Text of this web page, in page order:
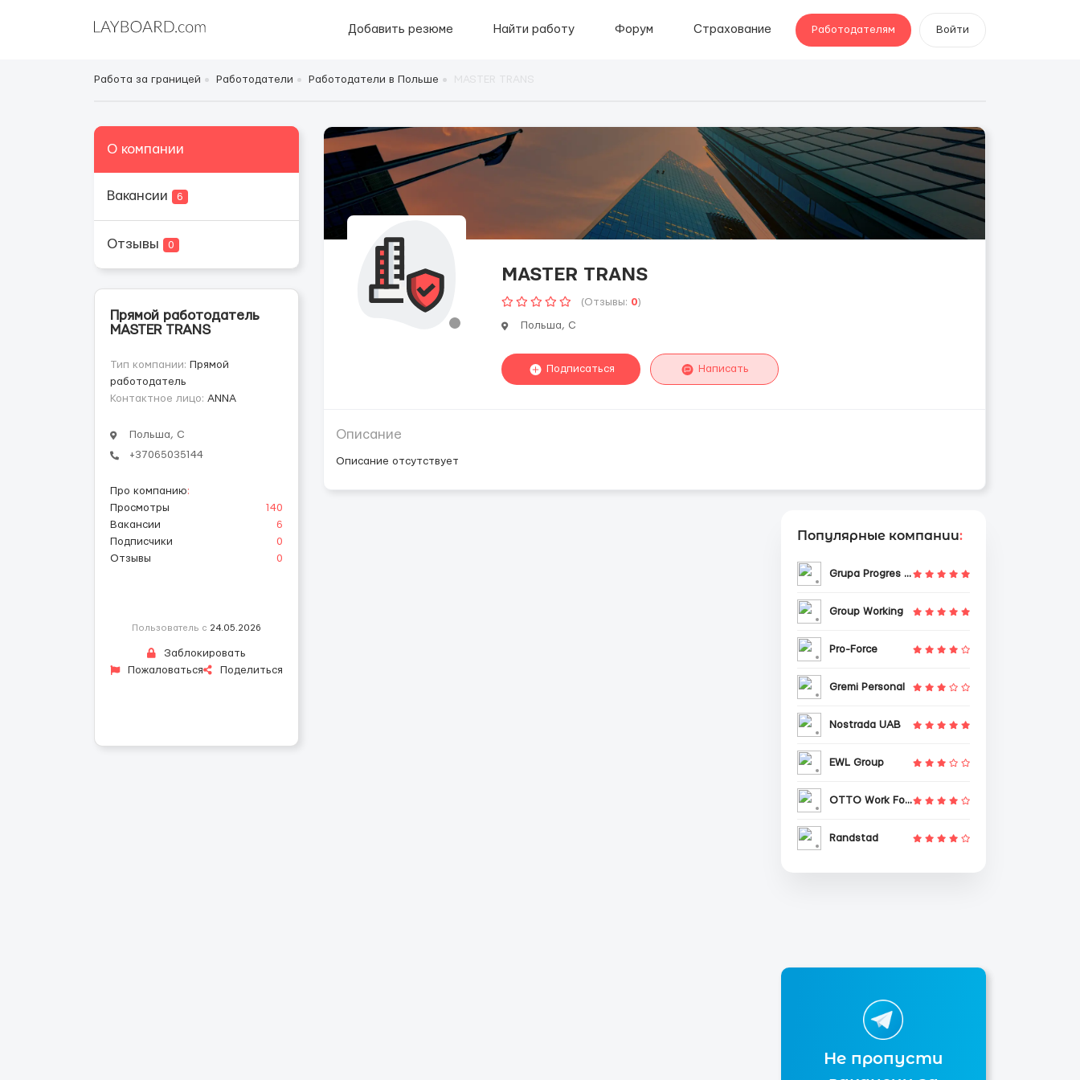
Добавить резюме Найти работу Форум Страхование Работодателям Войти
Работа за границей Работодатели Работодатели в Польше
О компании
Вакансии 6
Отзывы 0
Прямой работодатель
MASTER TRANS
Тип компании: Прямой
работодатель
Контактное лицо: ANNА
Польша, C
+37065035144
Про компанию:
Просмотры
140
Вакансии
6
Подписчики
0
Отзывы
0
Пользователь с 24.05.2026
Заблокировать
Пожаловаться
Поделиться
MASTER TRANS
(Отзывы: 0)
Польша, C
Подписаться Написать
Описание
Описание отсутствует
Популярные компании:
Grupa Progres Sp. z o.o.
Group Working
Pro-Force
Gremi Personal
Nostrada UAB
EWL Group
OTTO Work Force
Randstad
Не пропусти